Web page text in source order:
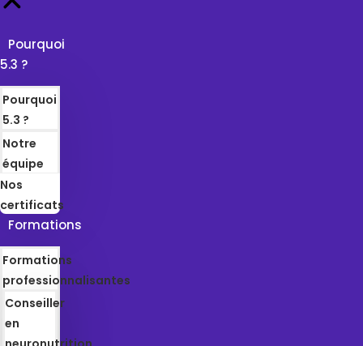
Pourquoi
5.3 ?
Pourquoi
5.3 ?
Notre
équipe
Nos
certificats
Formations
Formations
professionnalisantes
Conseiller
en